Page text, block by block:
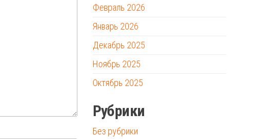
Февраль 2026
Январь 2026
Декабрь 2025
Ноябрь 2025
Октябрь 2025
Рубрики
Без рубрики